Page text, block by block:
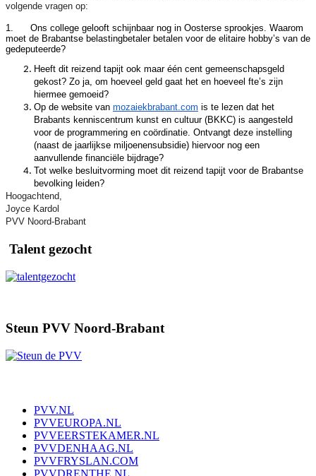
volgende vragen op:
1. Ons college gelooft schijnbaar nog in Oosterse sprookjes. Waarom
moet de Brabantse belastingbetaler betalen voor de elitaire hobby’s van de
gedeputeerde?
Heeft dit reizend tapijt ook maar één cent gemeenschapsgeld
gekost? Zo ja, om hoeveel geld gaat het en hoeveel fte’s zijn
hiermee gemoeid?
Op de website van mozaiekbrabant.com is te lezen dat het
Brabants kenniscentrum kunst en cultuur (BKKC) is aangesteld
voor de programmering en coördinatie. Ontvangt deze instelling
(naast de jaarlijkse miljoenensubsidie) hiervoor nog een
aanvullende financiële bijdrage?
Tot welke besluitvorming moet dit reizend tapijt voor de Brabantse
bevolking leiden?
Hoogachtend,
Joyce Kardol
PVV Noord-Brabant
Talent gezocht
Steun PVV Noord-Brabant
PVV.NL
PVVEUROPA.NL
PVVEERSTEKAMER.NL
PVVDENHAAG.NL
PVVFRYSLAN.COM
PVVDRENTHE.NL